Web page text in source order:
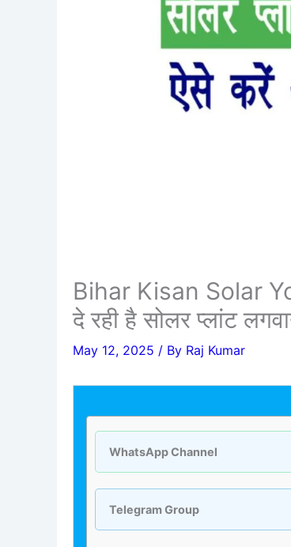
Bihar Kisan Solar
दे रही है सोलर प्लांट
May 12, 2025 / By Raj Kumar
WhatsApp Channel
Telegram Group